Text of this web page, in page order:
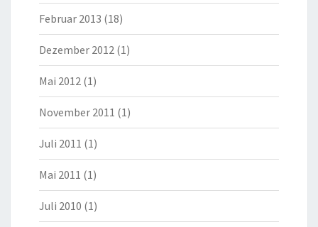
Februar 2013 (18)
Dezember 2012 (1)
Mai 2012 (1)
November 2011 (1)
Juli 2011 (1)
Mai 2011 (1)
Juli 2010 (1)